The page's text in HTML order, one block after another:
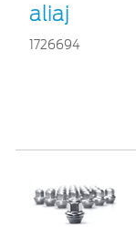
aliaj
1726694